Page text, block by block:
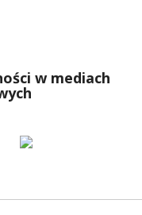
w mediach